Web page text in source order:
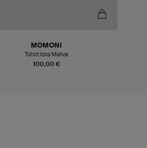
100,00 €
MOMONI
Tshirt Iora Malva